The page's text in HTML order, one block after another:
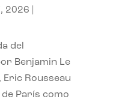
2026
del
Benjamin Le
Eric Rousseau
París como